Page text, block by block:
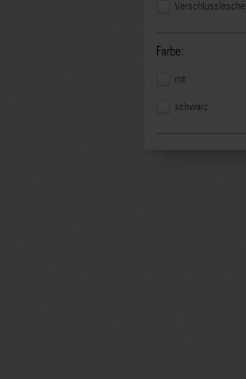
Verschlusslasche
Farbe:
rot
schwarz